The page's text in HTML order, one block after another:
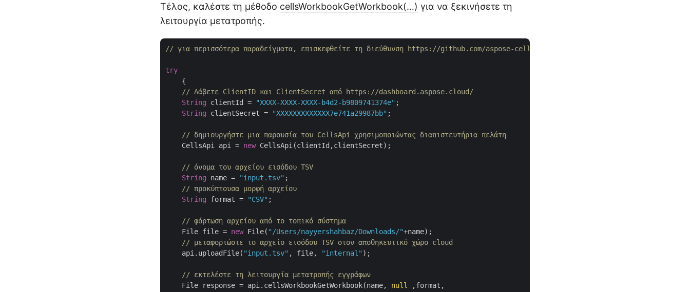
Τέλος, καλέστε τη μέθοδο cellsWorkbookGetWorkbook(…) για να ξεκινήσετε τη
λειτουργία μετατροπής.
// για περισσότερα παραδείγματα, επισκεφθείτε τη διεύθυνση https://github.com/aspose-cells-cloud/aspose-cells-cloud-java
try
    {
// Λάβετε ClientID και ClientSecret από https://dashboard.aspose.cloud/
String clientId = "XXXX-XXXX-XXXX-b4d2-b9809741374e" ;
String clientSecret = "XXXXXXXXXXXXX7e741a29987bb" ;
// δημιουργήστε μια παρουσία του CellsApi χρησιμοποιώντας διαπιστευτήρια πελάτη
    CellsApi api =
new CellsApi(clientId,clientSecret);
// όνομα του αρχείου εισόδου TSV
String name = "input.tsv" ;
// προκύπτουσα μορφή αρχείου
String format = "CSV" ;
// φόρτωση αρχείου από το τοπικό σύστημα
    File file =
new File( "/Users/nayyershahbaz/Downloads/"+name);
// μεταφορτώστε το αρχείο εισόδου TSV στον αποθηκευτικό χώρο cloud
    api.uploadFile(
"input.tsv" , file, "internal" );
// εκτελέστε τη λειτουργία μετατροπής εγγράφων
    File response = api.cellsWorkbookGetWorkbook(name,
null
,format,